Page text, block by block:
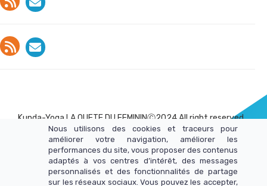
Kunda-Yoga LA QUETE DU FEMININⒸ2024 All right reserved
Mentions Légales
Politique de Confidencialité
Nous utilisons des cookies et traceurs pour
améliorer votre navigation, améliorer les
performances du site, vous proposer des contenus
adaptés à vos centres d’intérêt, des messages
personnalisés et des fonctionnalités de partage
sur les réseaux sociaux. Vous pouvez les accepter,